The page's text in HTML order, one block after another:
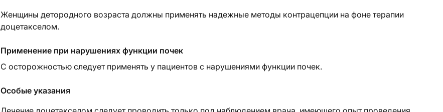
Женщины детородного возраста должны применять надежные методы контрацепции на фоне терапии
доцетакселом.
Применение при нарушениях функции почек
С осторожностью следует применять у пациентов с нарушениями функции почек.
Особые указания